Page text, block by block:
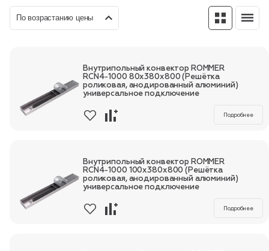
По возрастанию цены
Подробнее
Внутрипольный конвектор ROMMER
RCN4-1000 80х380х800 (Решётка
роликовая, анодированный алюминий)
универсальное подключение
Подробнее
Внутрипольный конвектор ROMMER
RCN4-1000 100х380х800 (Решётка
роликовая, анодированный алюминий)
универсальное подключение